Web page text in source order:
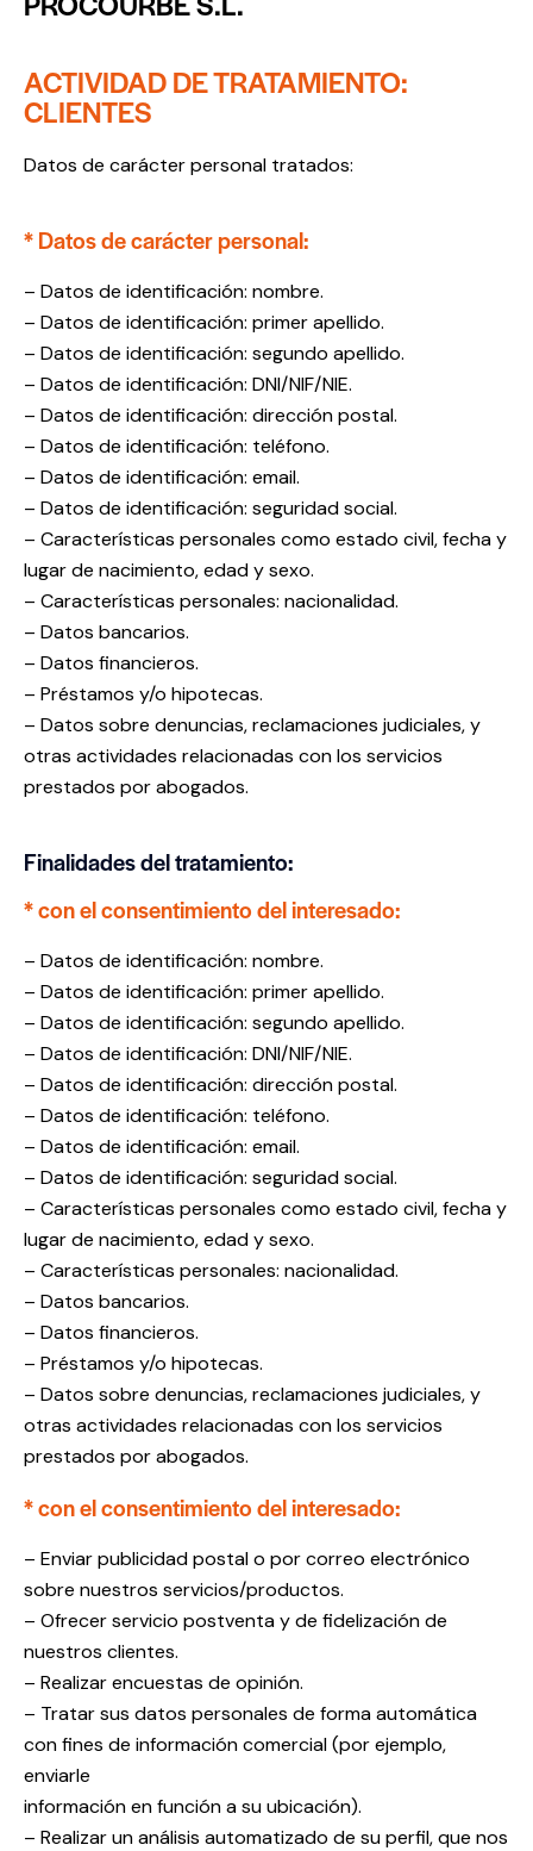
ACTIVIDAD DE TRATAMIENTO:
CLIENTES
Datos de carácter personal tratados:
* Datos de carácter personal:
– Datos de identificación: nombre.
– Datos de identificación: primer apellido.
– Datos de identificación: segundo apellido.
– Datos de identificación: DNI/NIF/NIE.
– Datos de identificación: dirección postal.
– Datos de identificación: teléfono.
– Datos de identificación: email.
– Datos de identificación: seguridad social.
– Características personales como estado civil, fecha y
lugar de nacimiento, edad y sexo.
– Características personales: nacionalidad.
– Datos bancarios.
– Datos financieros.
– Préstamos y/o hipotecas.
– Datos sobre denuncias, reclamaciones judiciales, y
otras actividades relacionadas con los servicios
prestados por abogados.
Finalidades del tratamiento:
* con el consentimiento del interesado:
– Datos de identificación: nombre.
– Datos de identificación: primer apellido.
– Datos de identificación: segundo apellido.
– Datos de identificación: DNI/NIF/NIE.
– Datos de identificación: dirección postal.
– Datos de identificación: teléfono.
– Datos de identificación: email.
– Datos de identificación: seguridad social.
– Características personales como estado civil, fecha y
lugar de nacimiento, edad y sexo.
– Características personales: nacionalidad.
– Datos bancarios.
– Datos financieros.
– Préstamos y/o hipotecas.
– Datos sobre denuncias, reclamaciones judiciales, y
otras actividades relacionadas con los servicios
prestados por abogados.
* con el consentimiento del interesado:
– Enviar publicidad postal o por correo electrónico
sobre nuestros servicios/productos.
– Ofrecer servicio postventa y de fidelización de
nuestros clientes.
– Realizar encuestas de opinión.
– Tratar sus datos personales de forma automática
con fines de información comercial (por ejemplo,
enviarle
información en función a su ubicación).
– Realizar un análisis automatizado de su perfil, que nos